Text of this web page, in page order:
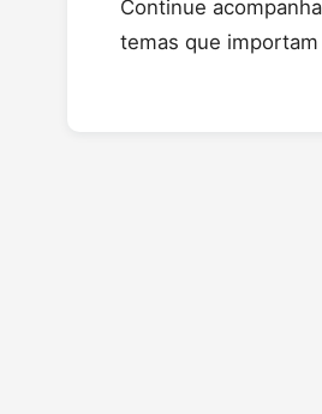
Continue
temas que